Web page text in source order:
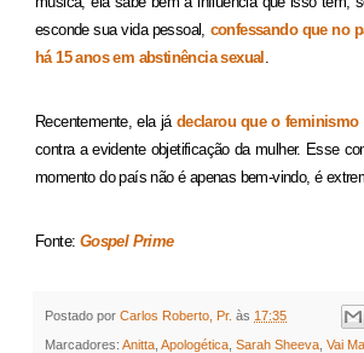
esconde sua vida pessoal, confessando que no
há 15 anos em abstinência sexual .
Recentemente, ela já declarou que o feminismo
contra a evidente objetificação da mulher. Esse
momento do país não é apenas bem-vindo, é
Fonte: Gospel Prime
Postado por Carlos Roberto, Pr. às 17:35
Marcadores: Anitta Apologética Sarah Sheeva Vai